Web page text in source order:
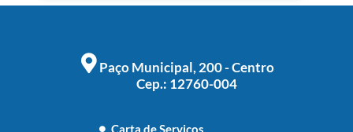
Paço Municipal, 200 - Centro
Cep.: 12760-004
Carta de Serviços